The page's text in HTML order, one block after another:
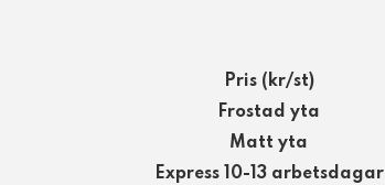
Pris (kr/st)
Frostad yta
Matt yta
Express 10-13 arbetsdagar